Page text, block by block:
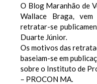
O Blog Maranhão de
Wallace Braga,
retratar-se
Duarte Júnior.
Os motivos das
baseiam-se em
sobre o Instituto de
– PROCON MA.